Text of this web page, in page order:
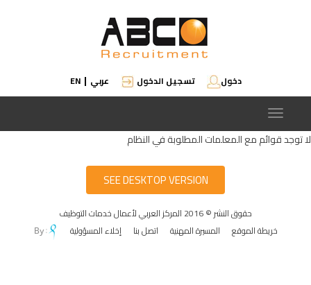
دخول تسجيل الدخول عربي |
EN
Toggle
navigation
لا توجد قوائم مع المعلمات المطلوبة في النظام
SEE DESKTOP VERSION
حقوق النشر © 2016 المركز العربي لأعمال خدمات التوظيف
خريطة الموقع
المسيرة المهنية اتصل بنا إخلاء المسؤولية